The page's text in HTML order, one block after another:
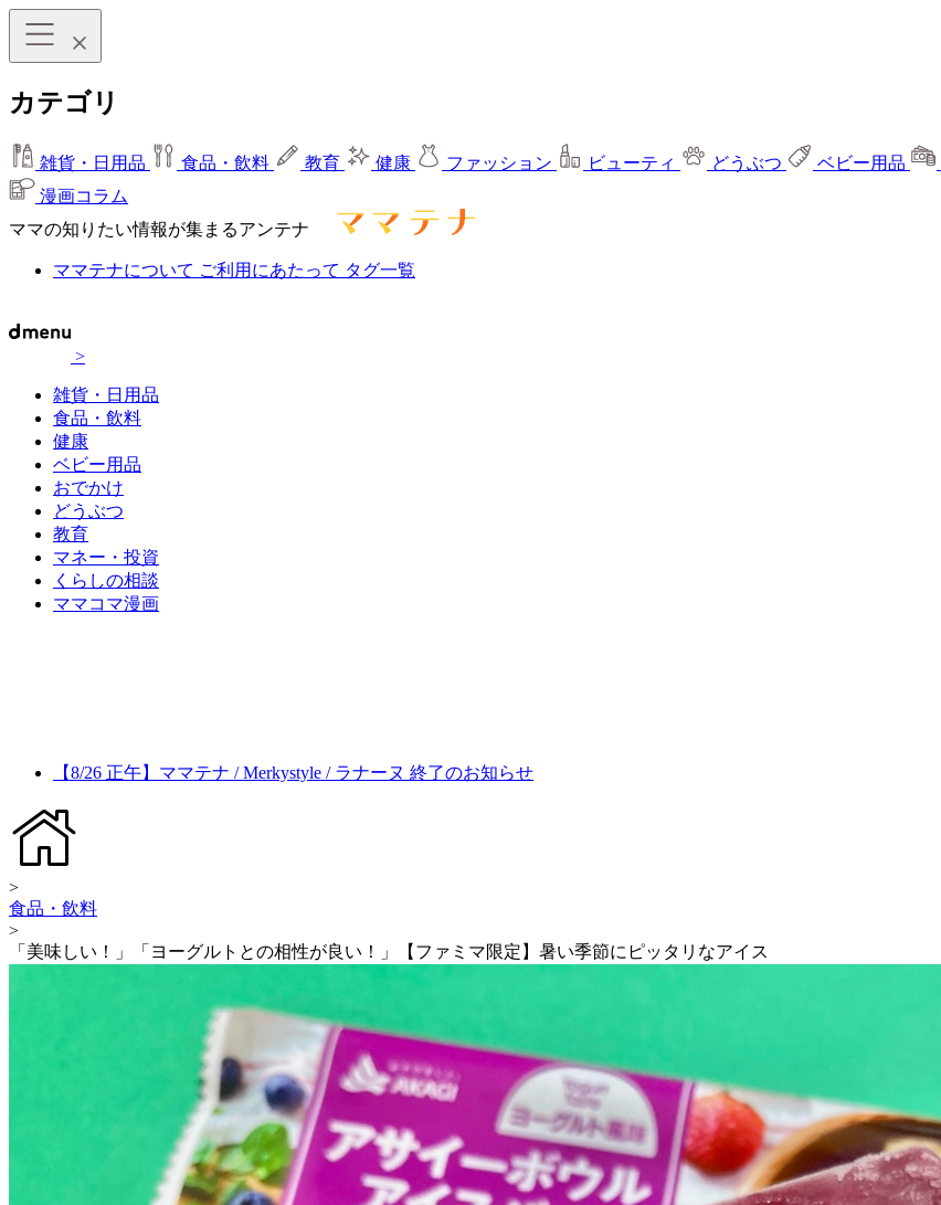
カテゴリ
雑貨・日用品 食品・飲料 教育 健康 ファッション ビューティ どうぶつ ベビー用品
漫画コラム
ママの知りたい情報が集まるアンテナ
ママテナについて ご利用にあたって タグ一覧
>
雑貨・日用品
食品・飲料
健康
ベビー用品
おでかけ
どうぶつ
教育
マネー・投資
くらしの相談
ママコマ漫画
【8/26 正午】ママテナ / Merkystyle / ラナーヌ 終了のお知らせ
>
食品・飲料
>
「美味しい！」「ヨーグルトとの相性が良い！」【ファミマ限定】暑い季節にピッタリなアイス